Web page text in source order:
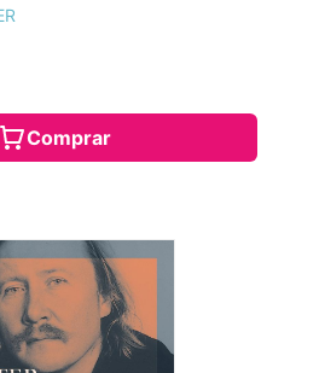
Comprar